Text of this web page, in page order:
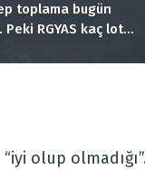
toplama bugün
RGYAS kaç lot
olup